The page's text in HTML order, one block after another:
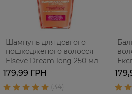
Шампунь для довгого
пошкодженого волосся
Elseve Dream long 250 мл
179,99 ГРН
мл